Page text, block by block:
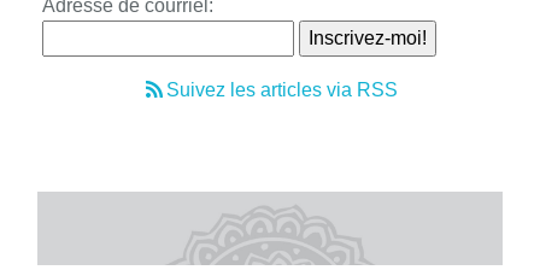
Adresse de courriel:
Suivez les articles via RSS